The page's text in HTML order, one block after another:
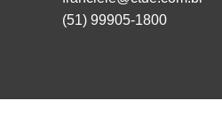
(51) 99905-1800